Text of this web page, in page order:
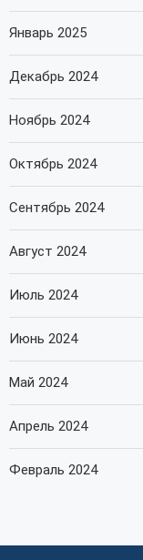
Январь 2025
Декабрь 2024
Ноябрь 2024
Октябрь 2024
Сентябрь 2024
Август 2024
Июль 2024
Июнь 2024
Май 2024
Апрель 2024
Февраль 2024